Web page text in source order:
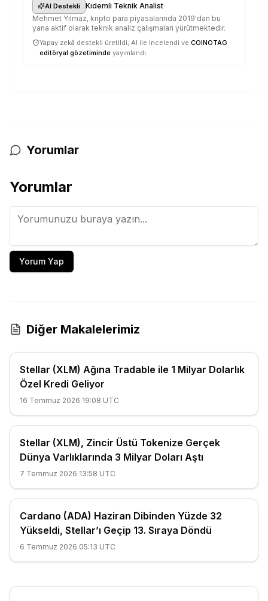
AI Destekli Kıdemli Teknik Analist·
Mehmet Yılmaz, kripto para piyasalarında 2019'dan bu
yana aktif olarak teknik analiz çalışmaları yürütmektedir.
Yapay zekâ destekli üretildi, AI ile incelendi ve COINOTAG
editöryal gözetiminde yayımlandı.
Yorumlar
Yorumlar
Yorum Yap
Diğer Makalelerimiz
Stellar (XLM) Ağına Tradable ile 1 Milyar Dolarlık
Özel Kredi Geliyor
16 Temmuz 2026 19:08 UTC
Stellar (XLM), Zincir Üstü Tokenize Gerçek
Dünya Varlıklarında 3 Milyar Doları Aştı
7 Temmuz 2026 13:58 UTC
Cardano (ADA) Haziran Dibinden Yüzde 32
Yükseldi, Stellar’ı Geçip 13. Sıraya Döndü
6 Temmuz 2026 05:13 UTC